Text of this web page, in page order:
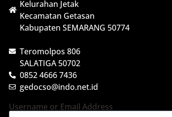
Kelurahan Jetak
Kecamatan Getasan
Kabupaten SEMARANG 50774
Teromolpos 806
SALATIGA 50702
0852 4666 7436
gedocso@indo.net.id
Username or Email Address